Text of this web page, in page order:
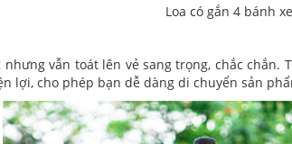
Loa có gắn 4 bánh xe
nhưng vẫn toát lên vẻ sang trọng, chắc
lợi, cho phép bạn dễ dàng di chuyển sản